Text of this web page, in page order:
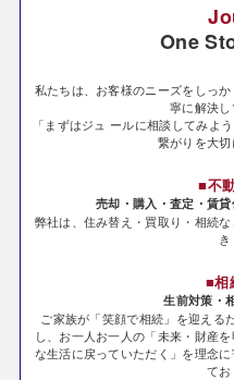
One
私たちは、お客様のニーズをしっ
寧に解決し
「まずはジュ ールに相談してみよ
繋がりを大切
■不
売却・購入・査定・賃
弊社は、住み替え・買取り・相続
き
■相
生前対策・
ご家族が「笑顔で相続」を迎える
し、お一人お一人の「未来・財産
な生活に戻っていただく」を理念
てお